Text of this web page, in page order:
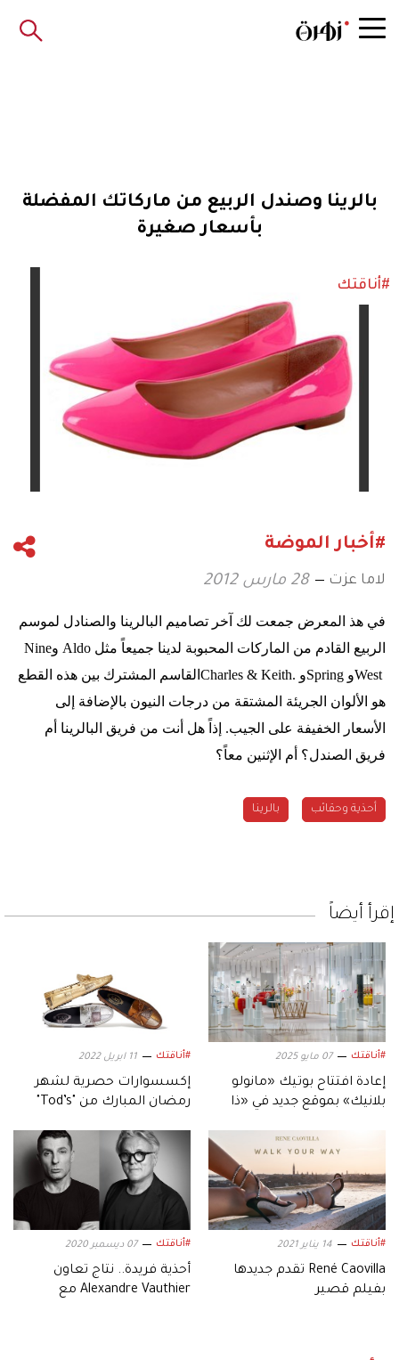
بالرينا وصندل الربيع من ماركاتك المفضلة
بأسعار صغيرة
#أناقتك
#أخبار الموضة
لاما عزت 28 مارس 2012
في هذ المعرض جمعت لك آخر تصاميم البالرينا والصنادل لموسم
الربيع القادم من الماركات المحبوبة لدينا جميعاً مثل Aldo وNine
Westو Springو Charles & Keith. القاسم المشترك بين هذه القطع
هو الألوان الجريئة المشتقة من درجات النيون بالإضافة إلى
الأسعار الخفيفة على الجيب. إذاً هل أنت من فريق البالرينا أم
فريق الصندل؟ أم الإثنين معاً؟
أحذية وحقائب بالرينا
إقرأ أيضاً
#أناقتك 07 مايو 2025
إعادة افتتاح بوتيك «مانولو
بلانيك» بموقع جديد في «ذا
#أناقتك 11 ابريل 2022
إكسسوارات حصرية لشهر
رمضان المبارك من "Tod’s"
#أناقتك 14 يناير 2021
René Caovilla تقدم جديدها
بفيلم قصير
#أناقتك 07 ديسمبر 2020
أحذية فريدة.. نتاج تعاون
Alexandre Vauthier مع